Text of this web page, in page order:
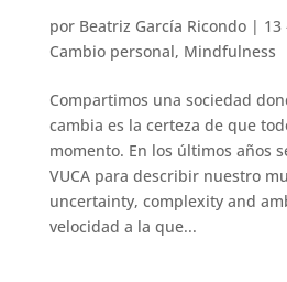
por Beatriz García Ricondo| 13
Cambio personal, Mindfulness
Compartimos una sociedad
cambia es la certeza de que
momento. En los últimos años
VUCA para describir nuestro
uncertainty, complexity and
velocidad a la que...